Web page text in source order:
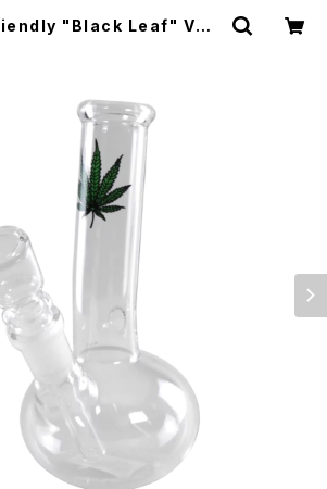
"Black Leaf" VET